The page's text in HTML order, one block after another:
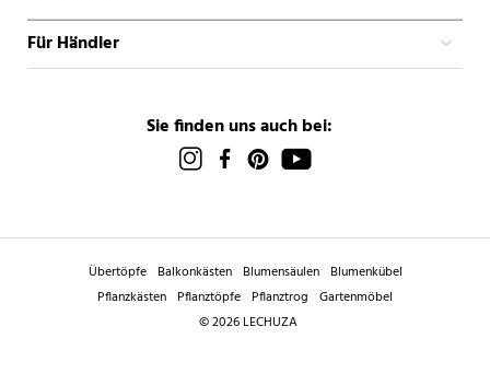
Für Händler
Sie finden uns auch bei:
Übertöpfe Balkonkästen Blumensäulen Blumenkübel
Pflanzkästen Pflanztöpfe Pflanztrog Gartenmöbel
© 2026 LECHUZA